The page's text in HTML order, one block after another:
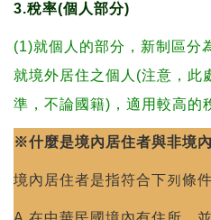
3.稅率(個人部分)
(1)就個人的部分，新制區分
就境外居住之個人(注意，此
準，不論國籍)，適用較高的
※什麼是境內居住者與非境
境內居住者是指符合下列條件